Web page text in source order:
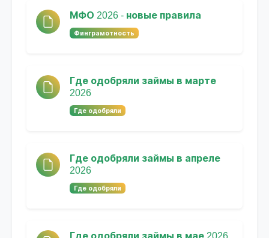
МФО 2026 - новые правила
Финграмотность
Где одобряли займы в марте
2026
Где одобряли
Где одобряли займы в апреле
2026
Где одобряли
Где одобряли займы в мае 2026